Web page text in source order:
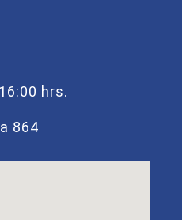
hrs.
864